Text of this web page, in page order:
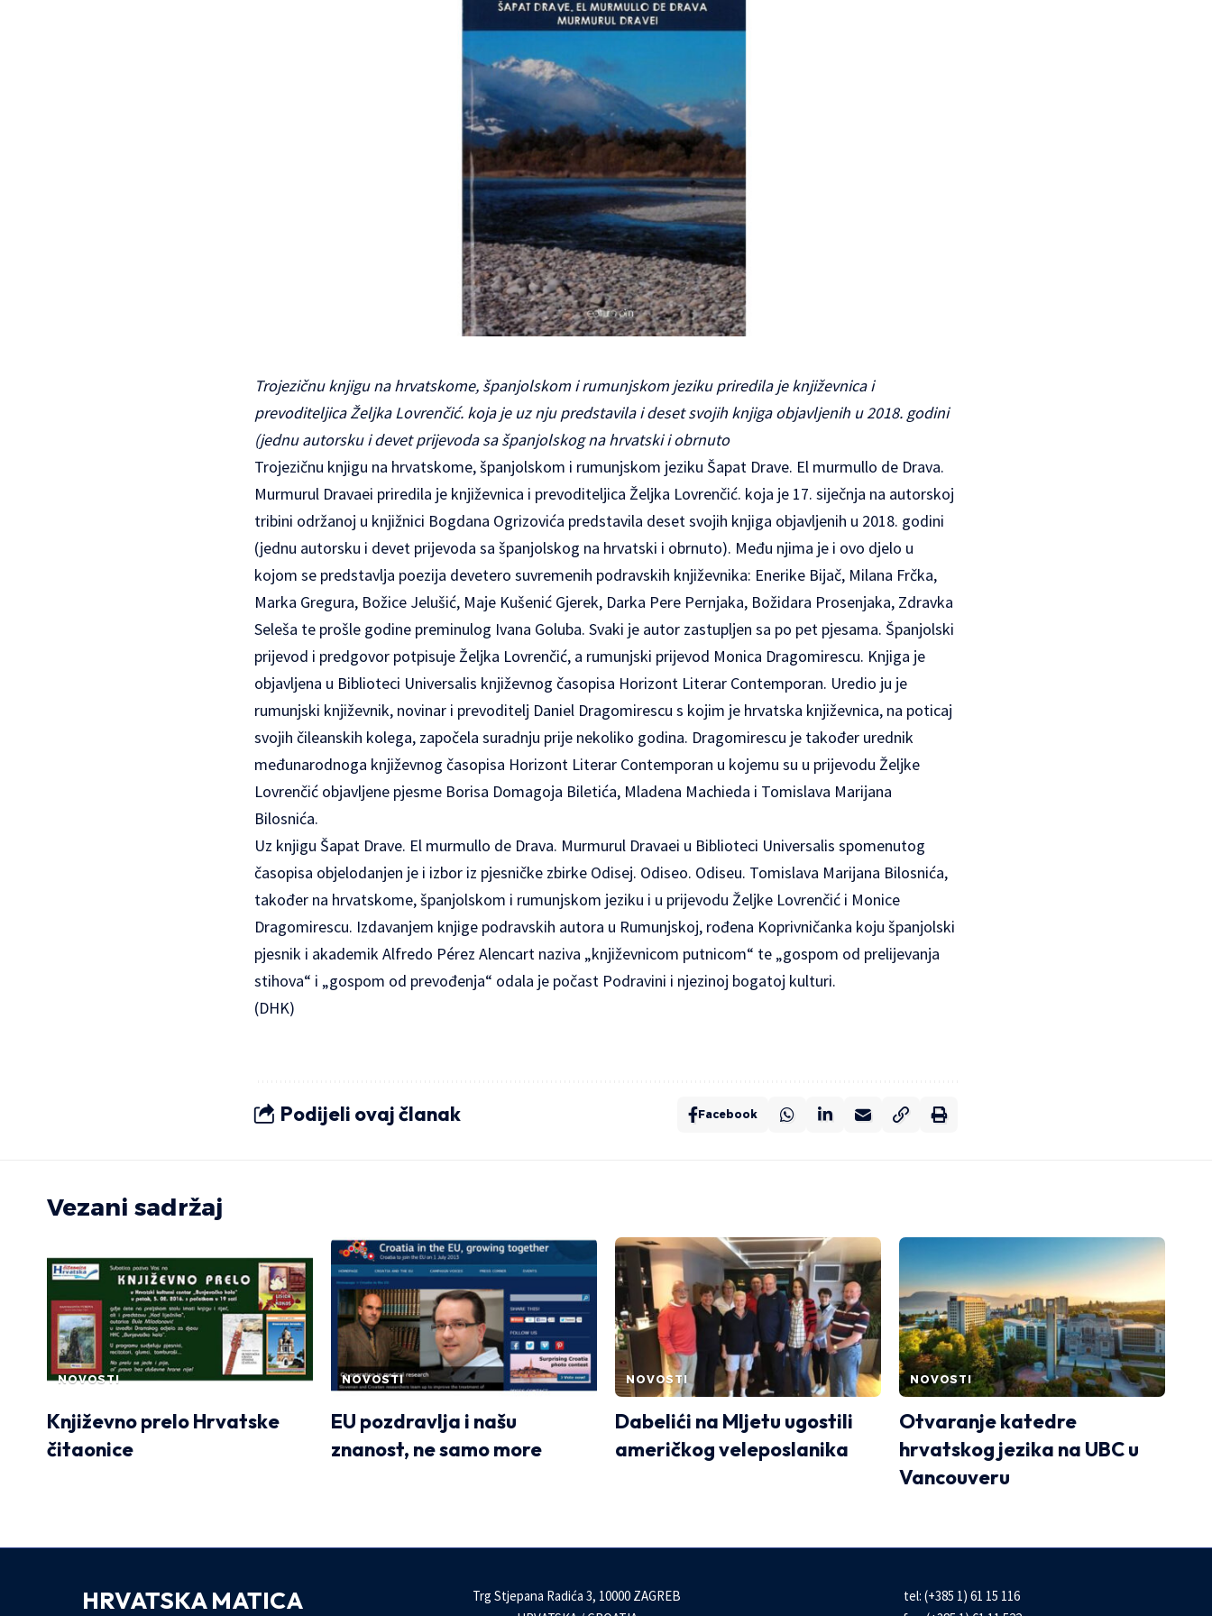
Trojezičnu knjigu na hrvatskome, španjolskom i rumunjskom jeziku priredila je književnica i
prevoditeljica Željka Lovrenčić. koja je uz nju predstavila i deset svojih knjiga objavljenih u 2018. godini
(jednu autorsku i devet prijevoda sa španjolskog na hrvatski i obrnuto
Trojezičnu knjigu na hrvatskome, španjolskom i rumunjskom jeziku Šapat Drave. El murmullo de Drava.
Murmurul Dravaei priredila je književnica i prevoditeljica Željka Lovrenčić. koja je 17. siječnja na autorskoj
tribini održanoj u knjižnici Bogdana Ogrizovića predstavila deset svojih knjiga objavljenih u 2018. godini
(jednu autorsku i devet prijevoda sa španjolskog na hrvatski i obrnuto). Među njima je i ovo djelo u
kojom se predstavlja poezija devetero suvremenih podravskih književnika: Enerike Bijač, Milana Frčka,
Marka Gregura, Božice Jelušić, Maje Kušenić Gjerek, Darka Pere Pernjaka, Božidara Prosenjaka, Zdravka
Seleša te prošle godine preminulog Ivana Goluba. Svaki je autor zastupljen sa po pet pjesama. Španjolski
prijevod i predgovor potpisuje Željka Lovrenčić, a rumunjski prijevod Monica Dragomirescu. Knjiga je
objavljena u Biblioteci Universalis književnog časopisa Horizont Literar Contemporan. Uredio ju je
rumunjski književnik, novinar i prevoditelj Daniel Dragomirescu s kojim je hrvatska književnica, na poticaj
svojih čileanskih kolega, započela suradnju prije nekoliko godina. Dragomirescu je također urednik
međunarodnoga književnog časopisa Horizont Literar Contemporan u kojemu su u prijevodu Željke
Lovrenčić objavljene pjesme Borisa Domagoja Biletića, Mladena Machieda i Tomislava Marijana
Bilosnića.
Uz knjigu Šapat Drave. El murmullo de Drava. Murmurul Dravaei u Biblioteci Universalis spomenutog
časopisa objelodanjen je i izbor iz pjesničke zbirke Odisej. Odiseo. Odiseu. Tomislava Marijana Bilosnića,
također na hrvatskome, španjolskom i rumunjskom jeziku i u prijevodu Željke Lovrenčić i Monice
Dragomirescu. Izdavanjem knjige podravskih autora u Rumunjskoj, rođena Koprivničanka koju španjolski
pjesnik i akademik Alfredo Pérez Alencart naziva „književnicom putnicom“ te „gospom od prelijevanja
stihova“ i „gospom od prevođenja“ odala je počast Podravini i njezinoj bogatoj kulturi.
(DHK)
Podijeli ovaj članak Facebook
Vezani sadržaj
NOVOSTI
Književno prelo Hrvatske
čitaonice
NOVOSTI
EU pozdravlja i našu
znanost, ne samo more
NOVOSTI
Dabelići na Mljetu ugostili
američkog veleposlanika
NOVOSTI
Otvaranje katedre
hrvatskog jezika na UBC u
Vancouveru
HRVATSKA MATICA
Trg Stjepana Radića 3, 10000 ZAGREB
tel: (+385 1) 61 15 116